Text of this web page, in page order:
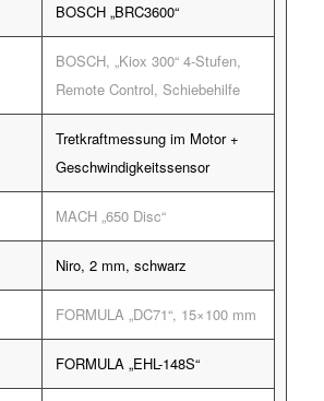
BOSCH „BRC3600“
BOSCH, „Kiox 300“ 4-Stufen,
Remote Control, Schiebehilfe
Tretkraftmessung im Motor +
Geschwindigkeitssensor
MACH „650 Disc“
Niro, 2 mm, schwarz
FORMULA „DC71“, 15×100 mm
FORMULA „EHL-148S“